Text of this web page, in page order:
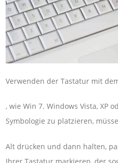
Verwenden der Tastatur mit
, wie Win 7. Windows Vista, XP
Symbologie zu platzieren,
Alt drücken und dann halten,